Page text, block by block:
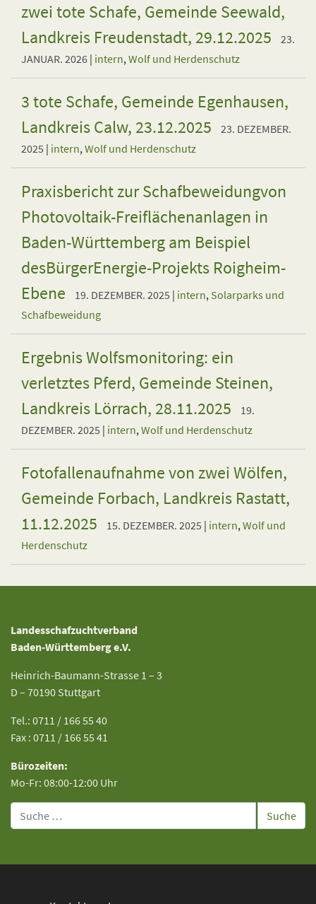
zwei tote Schafe, Gemeinde Seewald,
Landkreis Freudenstadt, 29.12.2025
23.
JANUAR. 2026 | intern,Wolf und Herdenschutz
3 tote Schafe, Gemeinde Egenhausen,
Landkreis Calw, 23.12.2025
23. DEZEMBER.
2025 | intern,Wolf und Herdenschutz
Praxisbericht zur Schafbeweidungvon
Photovoltaik-Freiflächenanlagen in
Baden-Württemberg am Beispiel
desBürgerEnergie-Projekts Roigheim-
Ebene
19. DEZEMBER. 2025 | intern, Solarparks und
Schafbeweidung
Ergebnis Wolfsmonitoring: ein
verletztes Pferd, Gemeinde Steinen,
Landkreis Lörrach, 28.11.2025
19.
DEZEMBER. 2025 | intern,Wolf und Herdenschutz
Fotofallenaufnahme von zwei Wölfen,
Gemeinde Forbach, Landkreis Rastatt,
11.12.2025
15. DEZEMBER. 2025 | intern,Wolf und
Herdenschutz
Landesschafzuchtverband
Baden-Württemberg e.V.
Heinrich-Baumann-Strasse 1 – 3
D – 70190 Stuttgart
Tel.: 0711 / 166 55 40
Fax : 0711 / 166 55 41
Bürozeiten:
Mo-Fr: 08:00-12:00 Uhr
Suche